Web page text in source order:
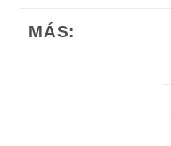
MÁS: